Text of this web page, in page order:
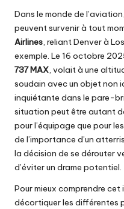
Dans le monde de
peuvent survenir à tout
Airlines, reliant Denver à
exemple. Le 16 octobre
737 MAX, volait à une
soudain avec un objet non
inquiétante dans le pare-
situation peut être autant
pour l’équipage que pour
de l’importance d’un
la décision de se dérouter
d’éviter un drame potentiel.
Pour mieux comprendre
décortiquer les différentes